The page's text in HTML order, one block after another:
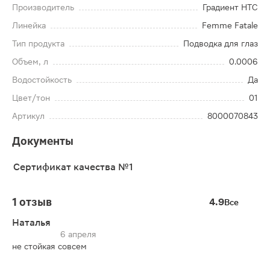
Производитель
Градиент НТС
Линейка
Femme Fatale
Тип продукта
Подводка для глаз
Объем, л
0.0006
Водостойкость
Да
Цвет/тон
01
Артикул
8000070843
Документы
Сертификат качества №1
1 отзыв 4.9Все
Наталья
6 апреля
не стойкая совсем